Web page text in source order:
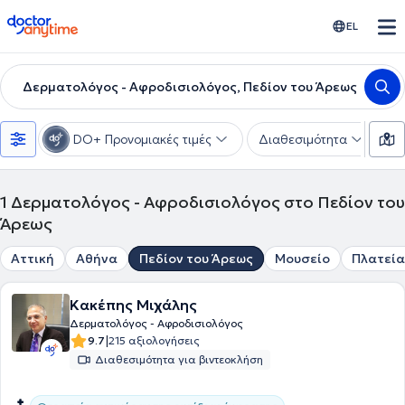
doctoranytime EL
Δερματολόγος - Αφροδισιολόγος, Πεδίον του Άρεως
DO+ Προνομιακές τιμές Διαθεσιμότητα
1 Δερματολόγος - Αφροδισιολόγος στο Πεδίον του
Άρεως
Αττική Αθήνα Πεδίον του Άρεως Μουσείο
Κακέπης Μιχάλης
Δερματολόγος - Αφροδισιολόγος
9.7|215 αξιολογήσεις
Διαθεσιμότητα για βιντεοκλήση